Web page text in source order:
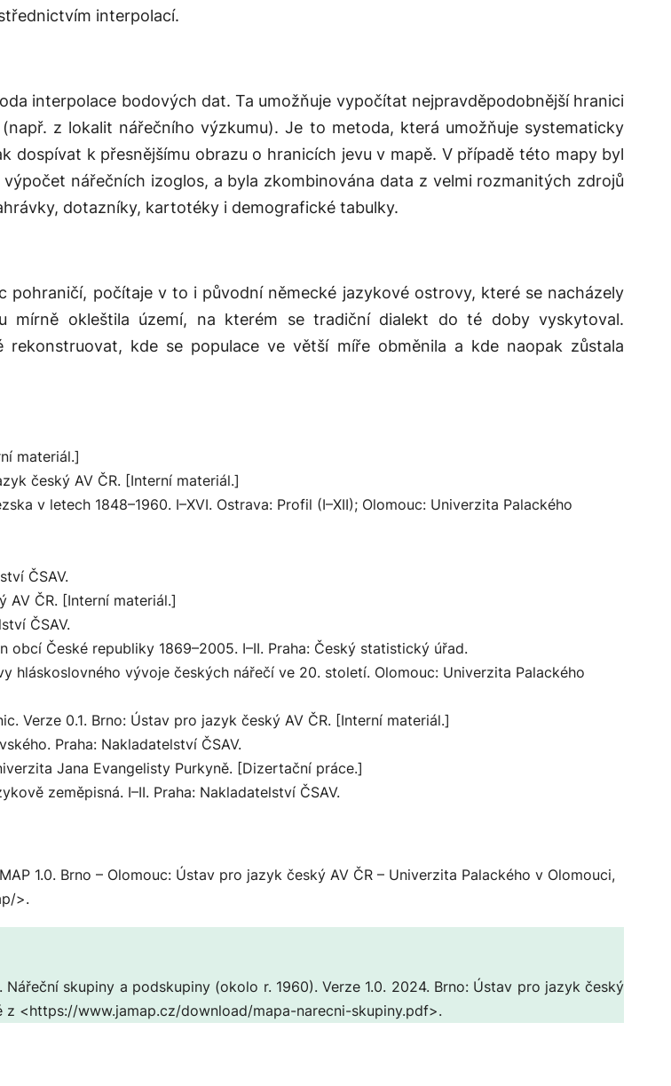
interpolací.
interpolace bodových dat. Ta umožňuje vypočítat nejpravděpodobnější hranici
z lokalit nářečního výzkumu). Je to metoda, která umožňuje systematicky
k přesnějšímu obrazu o hranicích jevu v mapě. V případě této mapy byl
nářečních izoglos, a byla zkombinována data z velmi rozmanitých zdrojů
dotazníky, kartotéky i demografické tabulky.
počítaje v to i původní německé jazykové ostrovy, které se nacházely
mírně okleštila území, na kterém se tradiční dialekt do té doby vyskytoval.
kde se populace ve větší míře obměnila a kde naopak zůstala
materiál.]
český AV ČR. [Interní materiál.]
v letech 1848–1960. I–XVI. Ostrava: Profil (I–XII); Olomouc: Univerzita Palackého
ČSAV.
AV ČR. [Interní materiál.]
ČSAV.
obcí České republiky 1869–2005. I–II. Praha: Český statistický úřad.
hláskoslovného vývoje českých nářečí ve 20. století. Olomouc: Univerzita Palackého
Verze 0.1. Brno: Ústav pro jazyk český AV ČR. [Interní materiál.]
. Praha: Nakladatelství ČSAV.
Jana Evangelisty Purkyně. [Dizertační práce.]
zeměpisná. I–II. Praha: Nakladatelství ČSAV.
1.0. Brno – Olomouc: Ústav pro jazyk český AV ČR – Univerzita Palackého v Olomouci,
>.
Nářeční skupiny a podskupiny (okolo r. 1960). Verze 1.0. 2024. Brno: Ústav pro jazyk český
z <https://www.jamap.cz/download/mapa-narecni-skupiny.pdf>.